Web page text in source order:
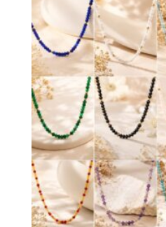
Bagues
Boucles d'oreilles
Bracelets
Bracelets identités
Broches
Chaînes
Chevalières
Colliers
Créoles
Pendentifs